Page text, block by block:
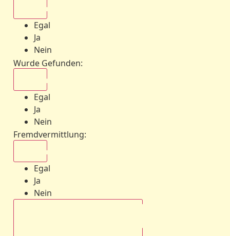
Egal
Ja
Nein
Wurde Gefunden:
Egal
Ja
Nein
Fremdvermittlung:
Egal
Ja
Nein